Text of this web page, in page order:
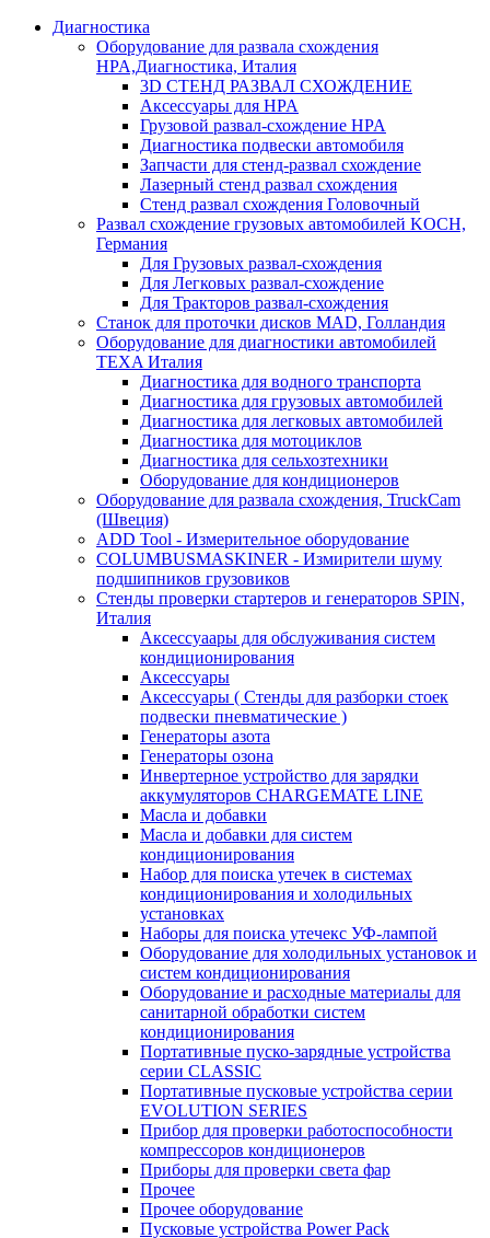
Диагностика
Оборудование для развала схождения
HPA,Диагностика, Италия
3D СТЕНД РАЗВАЛ СХОЖДЕНИЕ
Аксессуары для HPA
Грузовой развал-схождение HPA
Диагностика подвески автомобиля
Запчасти для стенд-развал схождение
Лазерный стенд развал схождения
Стенд развал схождения Головочный
Развал схождение грузовых автомобилей KOCH,
Германия
Для Грузовых развал-схождения
Для Легковых развал-схождение
Для Тракторов развал-схождения
Станок для проточки дисков MAD, Голландия
Оборудование для диагностики автомобилей
TEXA Италия
Диагностика для водного транспорта
Диагностика для грузовых автомобилей
Диагностика для легковых автомобилей
Диагностика для мотоциклов
Диагностика для сельхозтехники
Оборудование для кондиционеров
Оборудование для развала схождения, TruckCam
(Швеция)
ADD Tool - Измерительное оборудование
COLUMBUSMASKINER - Измирители шуму
подшипников грузовиков
Стенды проверки стартеров и генераторов SPIN,
Италия
Аксессуаары для обслуживания систем
кондиционирования
Аксессуары
Аксессуары ( Стенды для разборки стоек
подвески пневматические )
Генераторы азота
Генераторы озона
Инвертерное устройство для зарядки
аккумуляторов CHARGEMATE LINE
Масла и добавки
Масла и добавки для систем
кондиционирования
Набор для поиска утечек в системах
кондиционирования и холодильных
установках
Наборы для поиска утечекс УФ-лампой
Оборудование для холодильных установок и
систем кондиционирования
Оборудование и расходные материалы для
санитарной обработки систем
кондиционирования
Портативные пуско-зарядные устройства
серии CLASSIC
Портативные пусковые устройства серии
EVOLUTION SERIES
Прибор для проверки работоспособности
компрессоров кондиционеров
Приборы для проверки света фар
Прочее
Прочее оборудование
Пусковые устройства Power Pack